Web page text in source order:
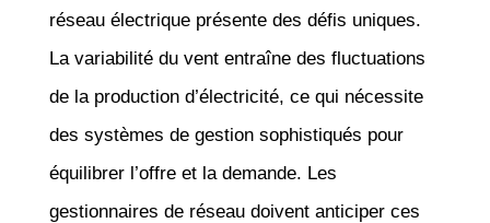
réseau électrique présente des défis uniques.
La variabilité du vent entraîne des fluctuations
de la production d’électricité, ce qui nécessite
des systèmes de gestion sophistiqués pour
équilibrer l’offre et la demande. Les
gestionnaires de réseau doivent anticiper ces